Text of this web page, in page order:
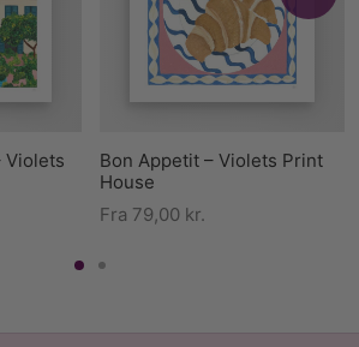
Violets
Bon Appetit – Violets Print
House
Fra 79,00 kr.